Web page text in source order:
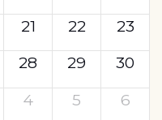
21 22
23
28 29
30
4 5 6